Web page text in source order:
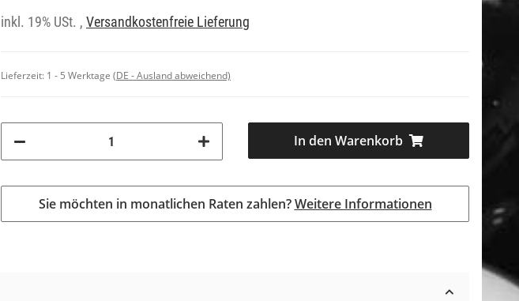
inkl. 19% USt. , Versandkostenfreie Lieferung
Lieferzeit: 1 - 5 Werktage (DE - Ausland abweichend)
In den Warenkorb
Sie möchten in monatlichen Raten zahlen?Weitere Informationen